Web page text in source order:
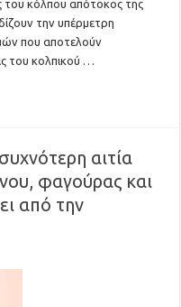
του κόλπου απότοκος της
την υπέρμετρη
που αποτελούν
του κολπικού …
αιτία
φαγούρας και
από την